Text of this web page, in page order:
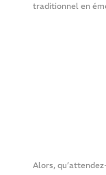
traditionnel en
Alors,